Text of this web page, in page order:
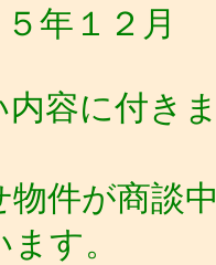
年１２月
容に付き
件が商談
す。